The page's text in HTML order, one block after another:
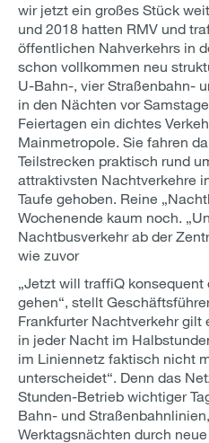
wir jetzt ein großes Stück
und 2018 hatten RMV und
öffentlichen Nahverkehrs in
schon vollkommen neu
U-Bahn-, vier Straßenbahn-
in den Nächten vor
Feiertagen ein dichtes
Mainmetropole. Sie fahren
Teilstrecken praktisch rund
attraktivsten Nachtverkehre
Taufe gehoben. Reine
Wochenende kaum noch.
Nachtbusverkehr ab der
wie zuvor
„Jetzt will traffiQ
gehen“, stellt
Frankfurter Nachtverkehr
in jeder Nacht im
im Liniennetz faktisch nicht
unterscheidet“. Denn das
Stunden-Betrieb wichtiger
Bahn- und
Werktagsnächten durch